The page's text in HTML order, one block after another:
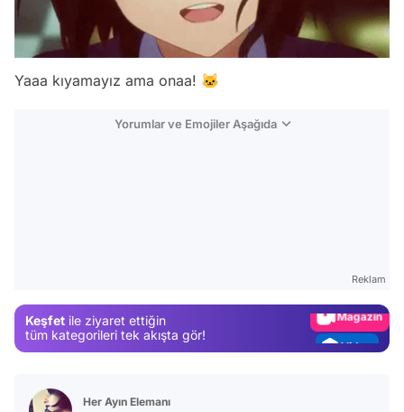
Yaaa kıyamayız ama onaa! 🐱
Yorumlar ve Emojiler Aşağıda
Reklam
Keşfet ile ziyaret ettiğin
tüm kategorileri tek akışta gör!
Video
Her Ayın Elemanı